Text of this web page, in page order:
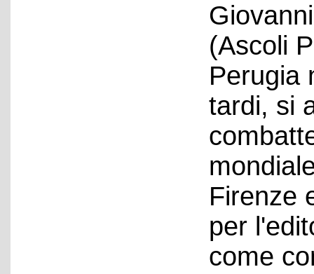
(Ascoli
Perugia
tardi, si
Firenze
per
come